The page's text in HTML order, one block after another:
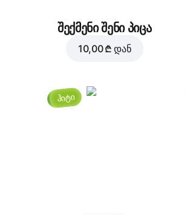
შექმენი შენი პიცა
10,00 ₾ დან
ჰიტი